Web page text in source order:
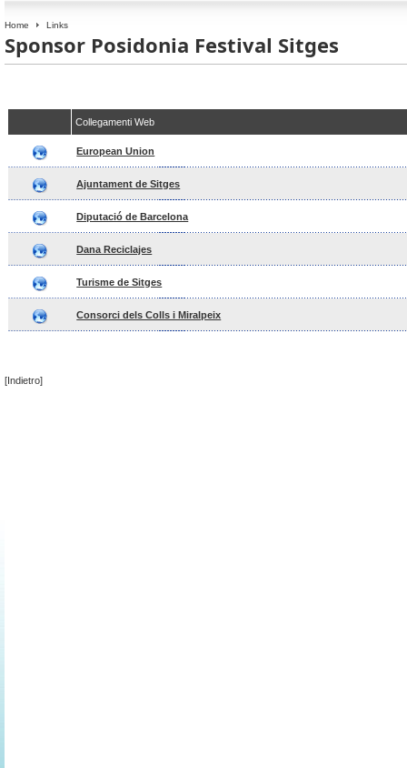
Home Links
Sponsor Posidonia Festival Sitges
Collegamenti Web
European Union
Ajuntament de Sitges
Diputació de Barcelona
Dana Reciclajes
Turisme de Sitges
Consorci dels Colls i Miralpeix
[Indietro]